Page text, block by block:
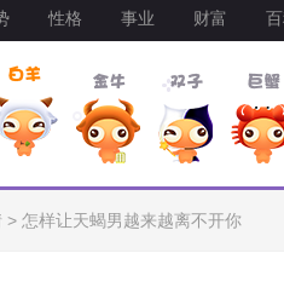
性格 事业 财富
> 怎样让天蝎男越来越离不开你